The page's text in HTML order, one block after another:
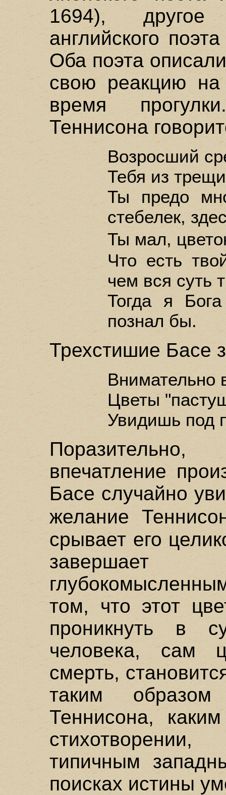
1694), другое
английского
Оба поэта
свою реакцию на
время
Теннисона
Возросший
Тебя из
Ты предо
стебелек,
Ты мал,
Что есть
чем вся суть
Тогда я
познал бы.
Трехстишие Басе
Внимательно
Цветы
Увидишь под
впечатление
Басе случайно
желание
срывает его
завершает
том, что этот
проникнуть в
человека, сам
смерть,
таким
Теннисона,
типичным
поисках истины